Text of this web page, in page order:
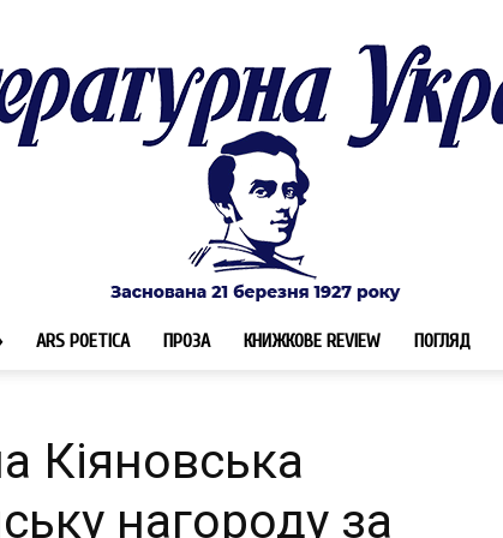
ARS POETICA ПРОЗА КНИЖКОВЕ REVIEW ПОГЛЯД
Кіяновська
нагороду за